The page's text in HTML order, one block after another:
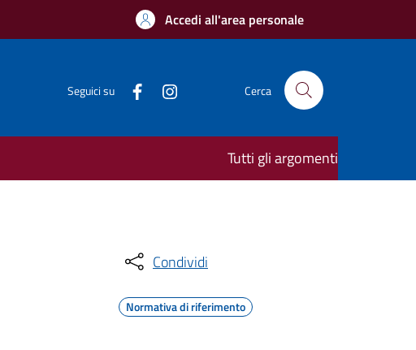
Accedi all'area personale
Seguici su Cerca
Tutti gli argomenti
Condividi
Normativa di riferimento